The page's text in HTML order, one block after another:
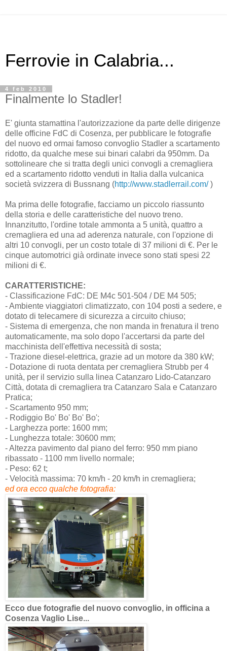
Ferrovie in Calabria...
4 feb 2010
Finalmente lo Stadler!
E' giunta stamattina l'autorizzazione da parte delle dirigenze
delle officine FdC di Cosenza, per pubblicare le fotografie
del nuovo ed ormai famoso convoglio Stadler a scartamento
ridotto, da qualche mese sui binari calabri da 950mm. Da
sottolineare che si tratta degli unici convogli a cremagliera
ed a scartamento ridotto venduti in Italia dalla vulcanica
società svizzera di Bussnang (http://www.stadlerrail.com/)
Ma prima delle fotografie, facciamo un piccolo riassunto
della storia e delle caratteristiche del nuovo treno.
Innanzitutto, l'ordine totale ammonta a 5 unità, quattro a
cremagliera ed una ad aderenza naturale, con l'opzione di
altri 10 convogli, per un costo totale di 37 milioni di €. Per le
cinque automotrici già ordinate invece sono stati spesi 22
milioni di €.
CARATTERISTICHE:
- Classificazione FdC: DE M4c 501-504 / DE M4 505;
- Ambiente viaggiatori climatizzato, con 104 posti a sedere, e
dotato di telecamere di sicurezza a circuito chiuso;
- Sistema di emergenza, che non manda in frenatura il treno
automaticamente, ma solo dopo l'accertarsi da parte del
macchinista dell'effettiva necessità di sosta;
- Trazione diesel-elettrica, grazie ad un motore da 380 kW;
- Dotazione di ruota dentata per cremagliera Strubb per 4
unità, per il servizio sulla linea Catanzaro Lido-Catanzaro
Città, dotata di cremagliera tra Catanzaro Sala e Catanzaro
Pratica;
- Scartamento 950 mm;
- Rodiggio Bo' Bo' Bo' Bo';
- Larghezza porte: 1600 mm;
- Lunghezza totale: 30600 mm;
- Altezza pavimento dal piano del ferro: 950 mm piano
ribassato - 1100 mm livello normale;
- Peso: 62 t;
- Velocità massima: 70 km/h - 20 km/h in cremagliera;
ed ora ecco qualche fotografia:
Ecco due fotografie del nuovo convoglio, in officina a
Cosenza Vaglio Lise...